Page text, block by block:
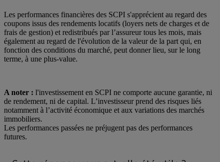
Les performances financières des SCPI s'apprécient au regard des
coupons issus des rendements locatifs (loyers nets de charges et de
frais de gestion) et redistribués par l’assureur tous les mois, mais
également au regard de l'évolution de la valeur de la part qui, en
fonction des conditions du marché, peut donner lieu, sur le long
terme, à une plus-value.
A noter : l'investissement en SCPI ne comporte aucune garantie, ni
de rendement, ni de capital. L’investisseur prend des risques liés
notamment à l’activité économique et aux variations des marchés
immobiliers.
Les performances passées ne préjugent pas des performances
futures.